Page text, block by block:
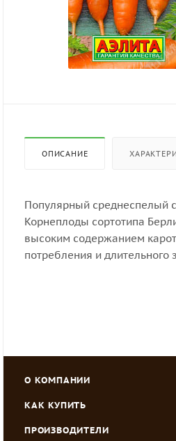
ОПИСАНИЕ
Популярный среднеспелый
Корнеплоды сортотипа
высоким содержанием
потребления и
О КОМПАНИИ
КАК КУПИТЬ
ПРОИЗВОДИТЕЛИ